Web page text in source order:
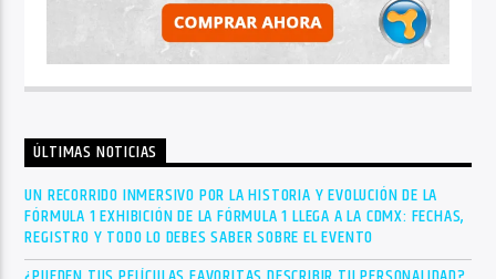
ÚLTIMAS NOTICIAS
UN RECORRIDO INMERSIVO POR LA HISTORIA Y EVOLUCIÓN DE LA
FÓRMULA 1 EXHIBICIÓN DE LA FÓRMULA 1 LLEGA A LA CDMX: FECHAS,
REGISTRO Y TODO LO DEBES SABER SOBRE EL EVENTO